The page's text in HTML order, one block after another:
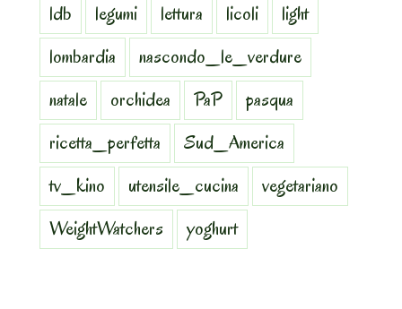
ldb
legumi lettura licoli
light
lombardia
nascondo_le_verdure
natale
orchidea PaP
pasqua
ricetta_perfetta
Sud_America
tv_kino
utensile_cucina
vegetariano
WeightWatchers
yoghurt